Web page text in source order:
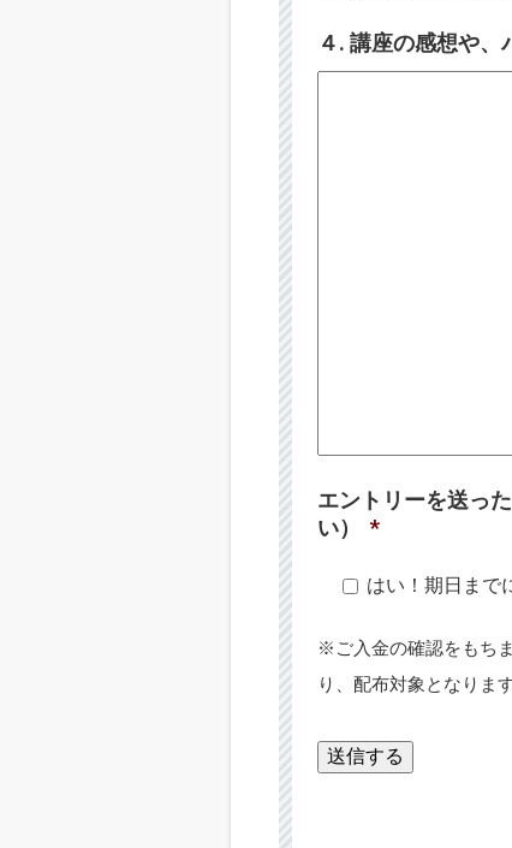
４. 講座の感想や、
エントリーを送っ
い）
*
はい！期日まで
※ご入金の確認をもち
り、配布対象となりま